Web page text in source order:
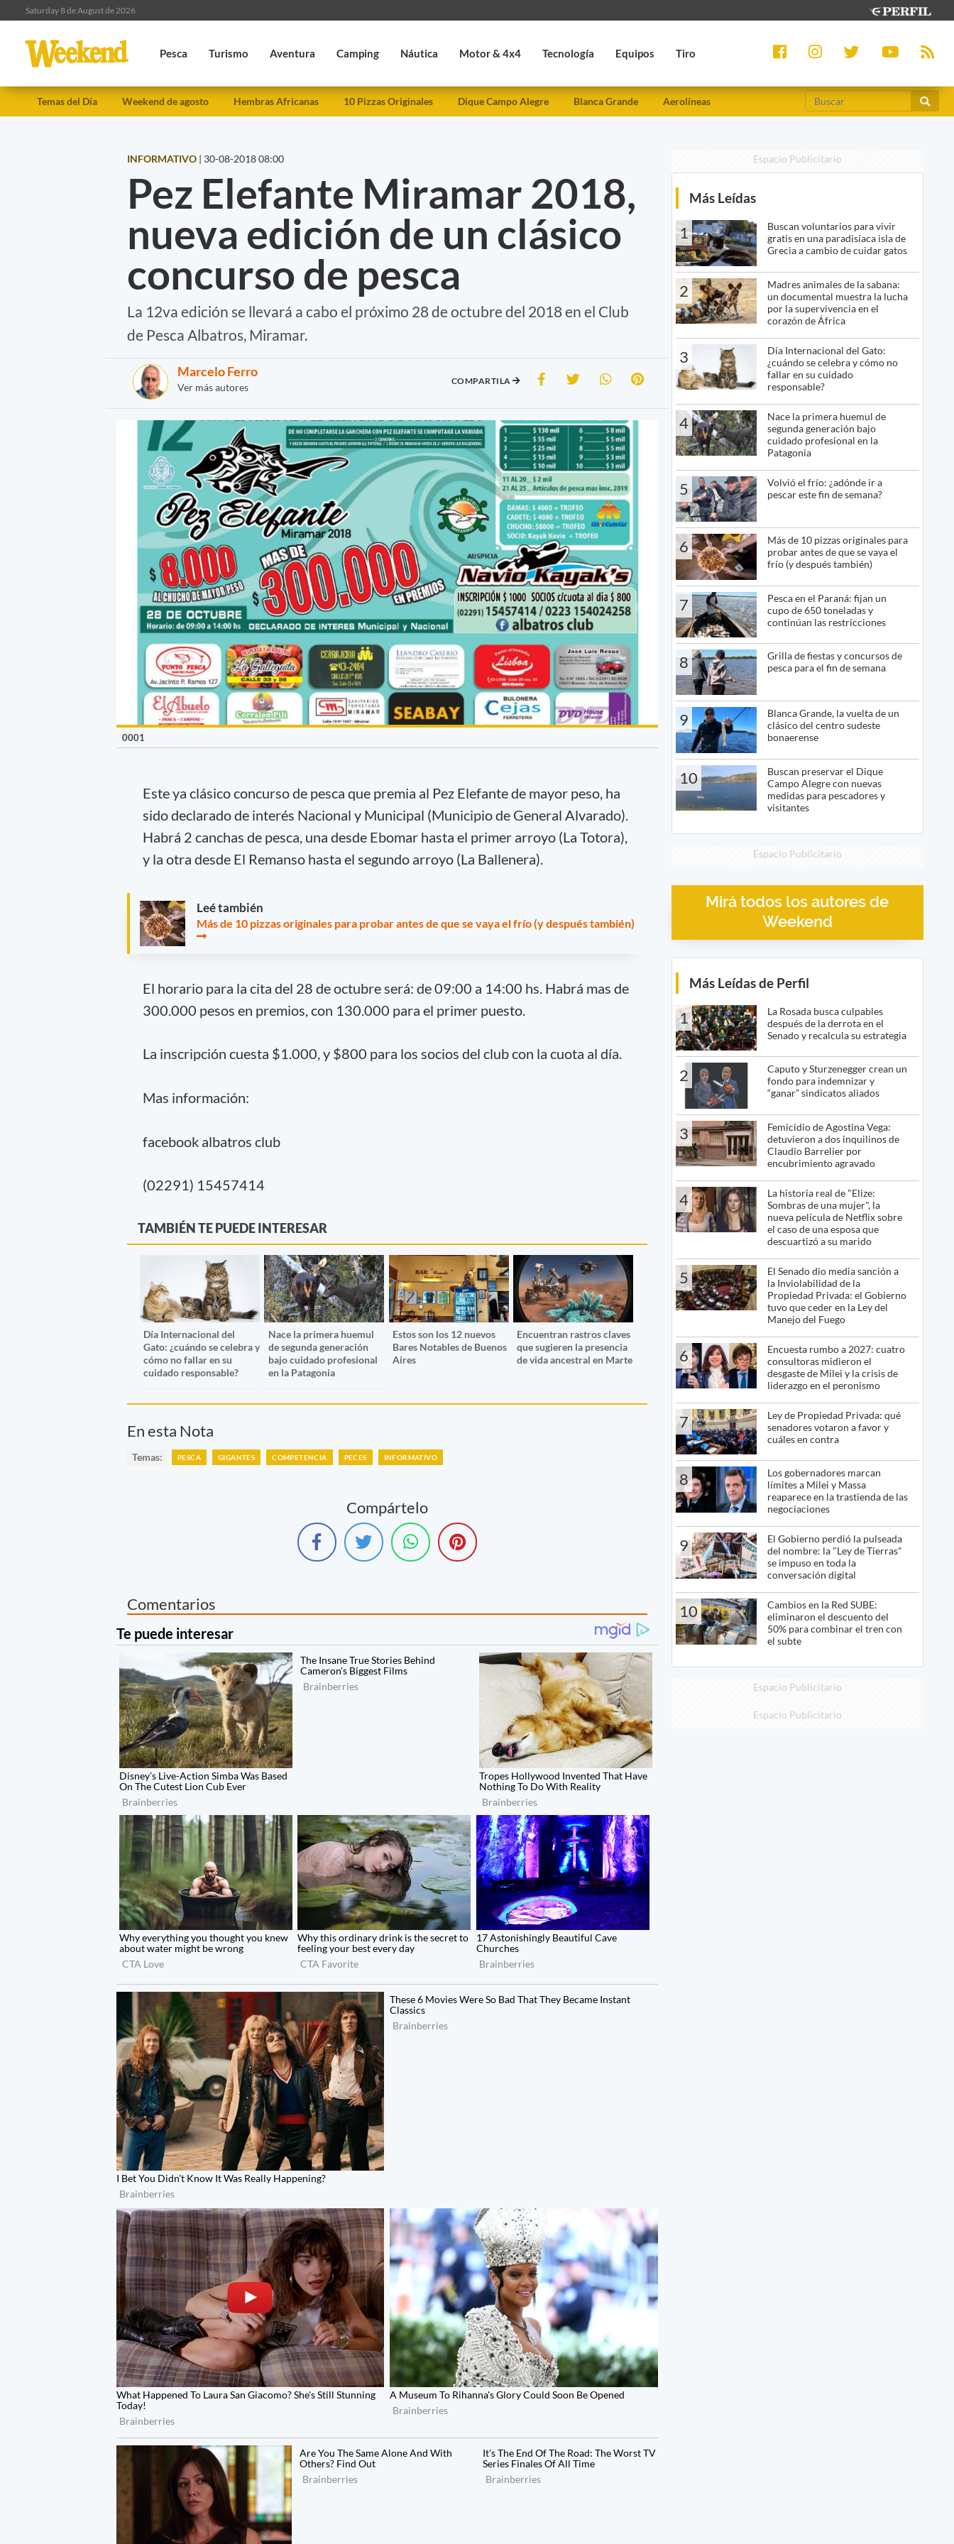
Saturday 8 de August de 2026
Pesca Turismo Aventura Camping Náutica Motor & 4x4 Tecnología Equipos Tiro
Temas del Día Weekend de agosto Hembras Africanas 10 Pizzas Originales Dique Campo Alegre Blanca Grande Aerolíneas
INFORMATIVO | 30-08-2018 08:00
Pez Elefante Miramar 2018,
nueva edición de un clásico
concurso de pesca
La 12va edición se llevará a cabo el próximo 28 de octubre del 2018 en el Club
de Pesca Albatros, Miramar.
Marcelo Ferro
Ver más autores
COMPARTILA
0001
Este ya clásico concurso de pesca que premia al Pez Elefante de mayor peso, ha
sido declarado de interés Nacional y Municipal (Municipio de General Alvarado).
Habrá 2 canchas de pesca, una desde Ebomar hasta el primer arroyo (La Totora),
y la otra desde El Remanso hasta el segundo arroyo (La Ballenera).
Leé también
Más de 10 pizzas originales para probar antes de que se vaya el frío (y después también)
El horario para la cita del 28 de octubre será: de 09:00 a 14:00 hs. Habrá mas de
300.000 pesos en premios, con 130.000 para el primer puesto.
La inscripción cuesta $1.000, y $800 para los socios del club con la cuota al día.
Mas información:
facebook albatros club
(02291) 15457414
TAMBIÉN TE PUEDE INTERESAR
Día Internacional del
Gato: ¿cuándo se celebra y
cómo no fallar en su
cuidado responsable?
Nace la primera huemul
de segunda generación
bajo cuidado profesional
en la Patagonia
Estos son los 12 nuevos
Bares Notables de Buenos
Aires
Encuentran rastros claves
que sugieren la presencia
de vida ancestral en Marte
En esta Nota
Temas: PESCA GIGANTES COMPETENCIA PECES INFORMATIVO
Compártelo
Comentarios
Espacio Publicitario
Más Leídas
1
Buscan voluntarios para vivir
gratis en una paradisíaca isla de
Grecia a cambio de cuidar gatos
2
Madres animales de la sabana:
un documental muestra la lucha
por la supervivencia en el
corazón de África
3
Día Internacional del Gato:
¿cuándo se celebra y cómo no
fallar en su cuidado
responsable?
4
Nace la primera huemul de
segunda generación bajo
cuidado profesional en la
Patagonia
5
Volvió el frío: ¿adónde ir a
pescar este fin de semana?
6
Más de 10 pizzas originales para
probar antes de que se vaya el
frío (y después también)
7
Pesca en el Paraná: fijan un
cupo de 650 toneladas y
continúan las restricciones
8
Grilla de fiestas y concursos de
pesca para el fin de semana
9
Blanca Grande, la vuelta de un
clásico del centro sudeste
bonaerense
10
Buscan preservar el Dique
Campo Alegre con nuevas
medidas para pescadores y
visitantes
Espacio Publicitario
Mirá todos los autores de
Weekend
Más Leídas de Perfil
1
La Rosada busca culpables
después de la derrota en el
Senado y recalcula su estrategia
2
Caputo y Sturzenegger crean un
fondo para indemnizar y
“ganar” sindicatos aliados
3
Femicidio de Agostina Vega:
detuvieron a dos inquilinos de
Claudio Barrelier por
encubrimiento agravado
4
La historia real de "Elize:
Sombras de una mujer", la
nueva película de Netflix sobre
el caso de una esposa que
descuartizó a su marido
5
El Senado dio media sanción a
la Inviolabilidad de la
Propiedad Privada: el Gobierno
tuvo que ceder en la Ley del
Manejo del Fuego
6
Encuesta rumbo a 2027: cuatro
consultoras midieron el
desgaste de Milei y la crisis de
liderazgo en el peronismo
7
Ley de Propiedad Privada: qué
senadores votaron a favor y
cuáles en contra
8
Los gobernadores marcan
límites a Milei y Massa
reaparece en la trastienda de las
negociaciones
9
El Gobierno perdió la pulseada
del nombre: la "Ley de Tierras"
se impuso en toda la
conversación digital
10
Cambios en la Red SUBE:
eliminaron el descuento del
50% para combinar el tren con
el subte
Espacio Publicitario
Espacio Publicitario